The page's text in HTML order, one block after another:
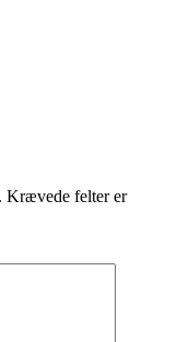
Krævede felter er